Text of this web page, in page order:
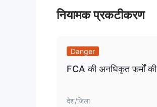
नियामक प्रकटीकरण
Danger
FCA की अनधिकृत फर्मों
देश/जिला